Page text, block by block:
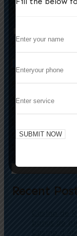
browser for the
Previous
rasanten
Recent